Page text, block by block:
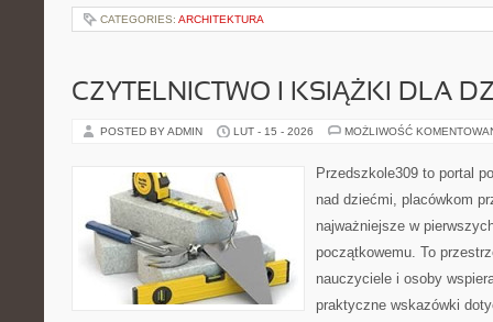
CATEGORIES: ARCHITEKTURA
CZYTELNICTWO I KSIĄŻKI DLA
POSTED BY ADMIN LUT - 15 - 2026 MOŻLIWOŚĆ
Przedszkole309 to portal
nad dziećmi, placówkom
najważniejsze w
początkowemu. To
nauczyciele i osoby
praktyczne wskazówki